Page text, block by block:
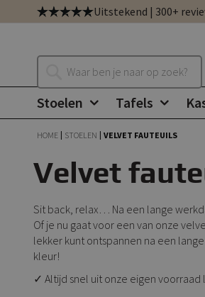
Ga
direct
naar
inhoud
Uitstekend | 300+
Zoeken
Stoelen Tafels
HOME STOELEN VELVET FAUTEUILS
Velvet
Sit back, relax… Na een lange
Of je nu gaat voor een van onze
lekker kunt ontspannen na een
kleur!
✓ Altijd snel uit onze eigen